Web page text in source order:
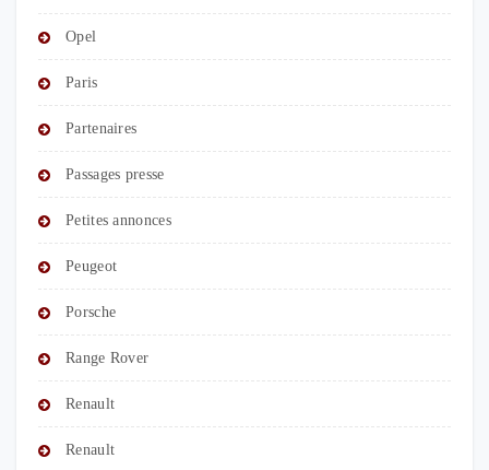
Opel
Paris
Partenaires
Passages presse
Petites annonces
Peugeot
Porsche
Range Rover
Renault
Renault